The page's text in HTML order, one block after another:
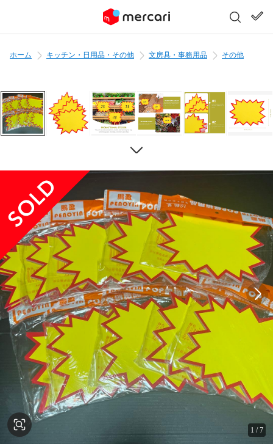
ホーム キッチン・日用品・その他 文房具・事務用品 その他
1 /7